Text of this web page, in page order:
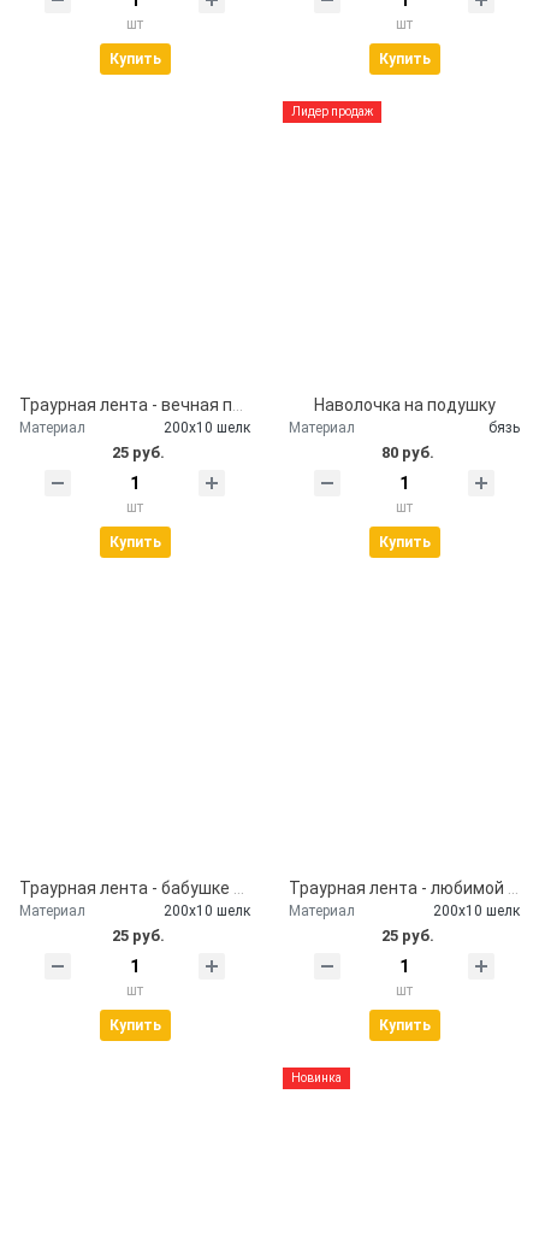
шт
Купить
шт
Купить
Материал 200х10 шелк
25 руб.
шт
Купить
Лидер продаж
Наволочка на подушку
Материал бязь
80 руб.
шт
Купить
Материал 200х10 шелк
25 руб.
шт
Купить
Материал 200х10 шелк
25 руб.
шт
Купить
Новинка